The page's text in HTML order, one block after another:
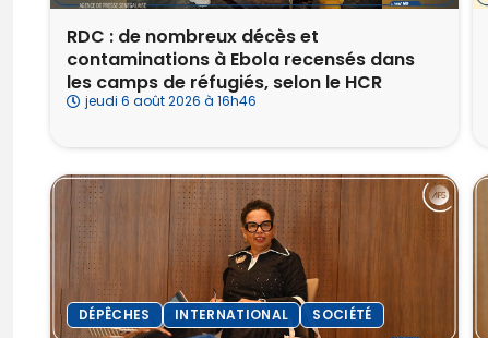
RDC : de nombreux décès et
contaminations à Ebola recensés dans
les camps de réfugiés, selon le HCR
jeudi 6 août 2026 à 16h46
DÉPÊCHES INTERNATIONAL SOCIÉTÉ